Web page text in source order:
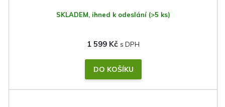
SKLADEM, ihned k odeslání (>5 ks)
1 599 Kč
DO KOŠÍKU